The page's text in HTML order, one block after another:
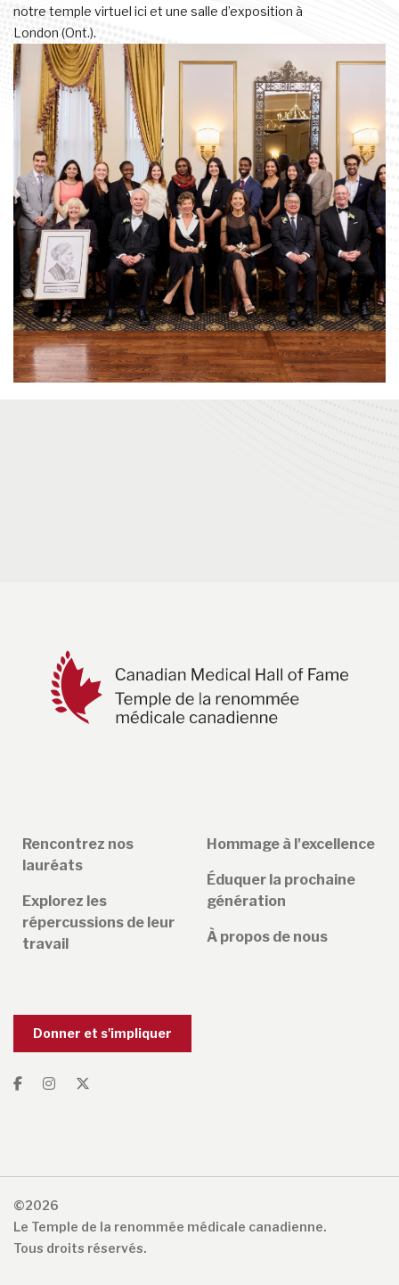
notre temple virtuel ici et une salle d’exposition à
London (Ont.).
Rencontrez nos
lauréats
Explorez les
répercussions de leur
travail
Hommage à l'excellence
Éduquer la prochaine
génération
À propos de nous
Donner et s'impliquer
©2026
Le Temple de la renommée médicale canadienne.
Tous droits réservés.